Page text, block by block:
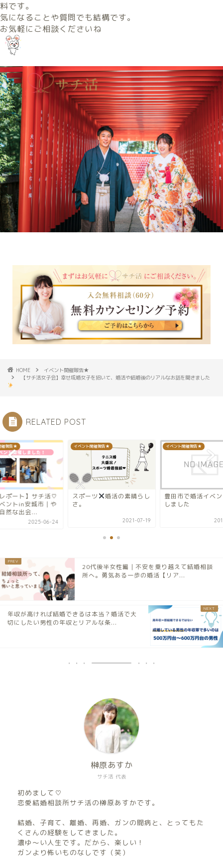
料です。
気になることや質問でも結構です。
お気軽にご相談くださいね
HOME
イベント開催報告★
【サチ活女子会】幸せ成婚女子を招いて、婚活や結婚後のリアルなお話を聞きました
RELATED POST
催報告★
ポート】サチ活♡
ントin安城市｜や
然な出会...
2025-06-24
イベント開催報告★
スポーツ
婚活の素晴らし
さ。
2021-07-19
イベント開催報告★
豊田市で婚活イベ
しました
20代後半女性編｜不安を乗り越えて結婚相談
所へ。勇気ある一歩の婚活【リア...
年収が高ければ結婚できるは本当？婚活で大
切にしたい男性の年収とリアルな条...
サチ活 代表
榊原あすか
初めまして♡
恋愛結婚相談所サチ活の榊原あすかです。
結婚、子育て、離婚、再婚、ガンの闘病と、とってもた
くさんの経験をしてきました。
濃ゆ〜い人生です。だから、楽しい！
ガンより怖いものなしです（笑）